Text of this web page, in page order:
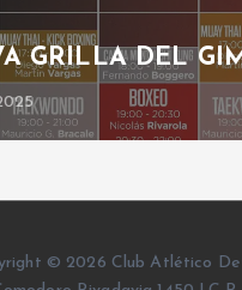
GRILLA DEL
© 2026 Club Atlético